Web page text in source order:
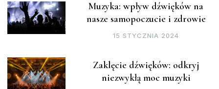
Muzyka: wpływ dźwięków na
nasze samopoczucie i zdrowie
15 STYCZNIA 2024
Zaklęcie dźwięków: odkryj
niezwykłą moc muzyki